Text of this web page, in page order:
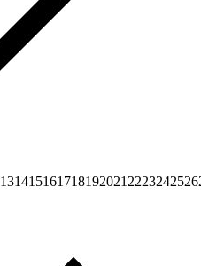
131415161718192021 2223242526